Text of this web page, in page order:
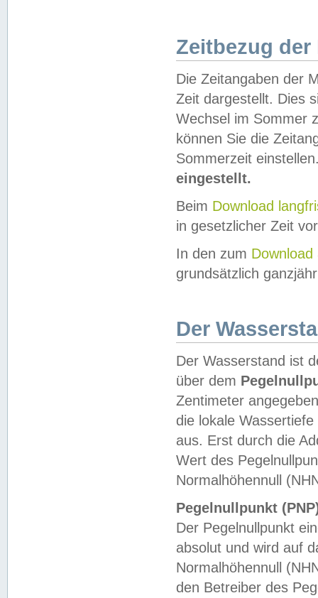
Zeitbezug der
Die Zeitangaben der
Zeit dargestellt. Dies
Wechsel im Sommer
können Sie die
Sommerzeit
eingestellt.
Beim Download
in gesetzlicher Zeit
In den zum Download
grundsätzlich
Der
Der Wasserstand ist
über dem
Zentimeter
die lokale
aus. Erst durch die
Wert des
Normalhöhennull
Pegelnullpunkt
Der Pegelnullpunkt
absolut und wird auf
Normalhöhennull
den Betreiber des